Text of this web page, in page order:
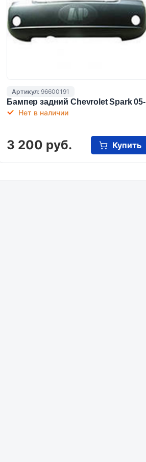
Артикул: 96600191
Бампер задний Chevrolet Spark 05-
Нет в наличии
3 200 руб. Купить